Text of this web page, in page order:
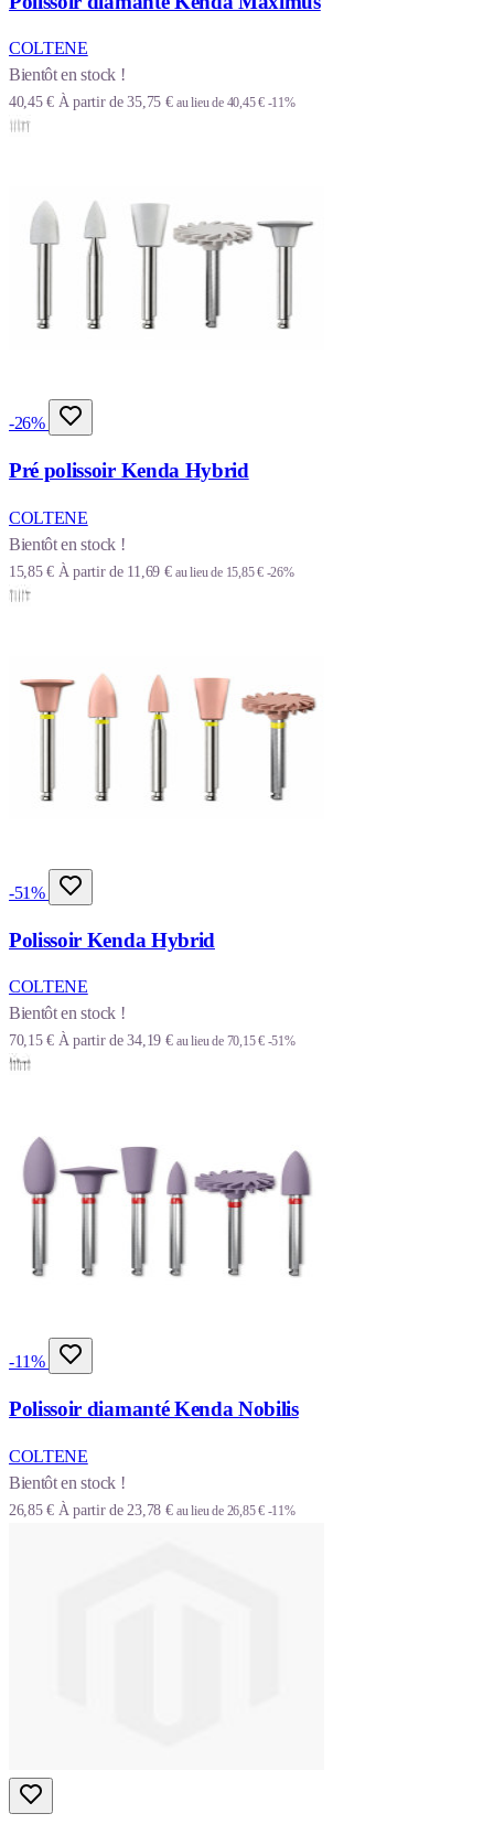
COLTENE
Bientôt en stock !
40,45 € À partir de 35,75 € au lieu de 40,45 € -11%
-26%
Pré polissoir Kenda Hybrid
COLTENE
Bientôt en stock !
15,85 € À partir de 11,69 € au lieu de 15,85 € -26%
-51%
Polissoir Kenda Hybrid
COLTENE
Bientôt en stock !
70,15 € À partir de 34,19 € au lieu de 70,15 € -51%
-11%
Polissoir diamanté Kenda Nobilis
COLTENE
Bientôt en stock !
26,85 € À partir de 23,78 € au lieu de 26,85 € -11%